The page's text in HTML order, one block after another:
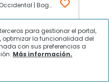
SANTA MARIA DEL LAGO | Occidental | Bogotá D.C.
en Venta,
Bogotá
para gestionar el portal,
la funcionalidad del
con sus preferencias a
Más información.